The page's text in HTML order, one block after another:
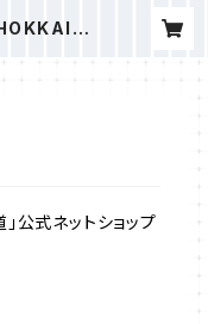
公式ネットショップ